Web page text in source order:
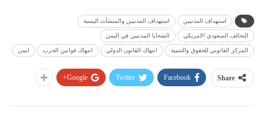
استهداف المدنيين استهداف المدنيين والمنشآت اليمنية
التحالف السعودي الامريكي الضحايا المدنيين في اليمن
المركز القانوني للحقوق والتنمية انتهاك القانون الدولي انتهاك قوانين الحرب ايمن
Share
Facebook
Twitter
Google+